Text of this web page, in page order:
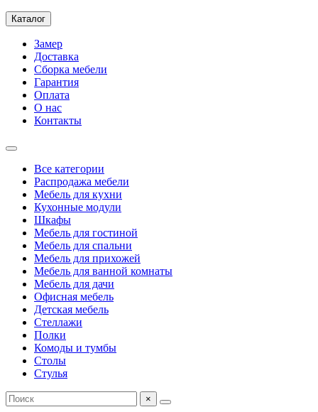
Каталог
Замер
Доставка
Сборка мебели
Гарантия
Оплата
О нас
Контакты
Все категории
Распродажа мебели
Мебель для кухни
Кухонные модули
Шкафы
Мебель для гостиной
Мебель для спальни
Мебель для прихожей
Мебель для ванной комнаты
Мебель для дачи
Офисная мебель
Детская мебель
Стеллажи
Полки
Комоды и тумбы
Столы
Стулья
×